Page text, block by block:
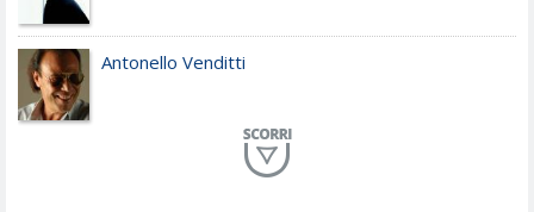
Antonello Venditti